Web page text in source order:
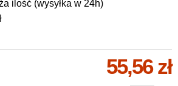
ilość (wysyłka w 24h)
55,56 zł